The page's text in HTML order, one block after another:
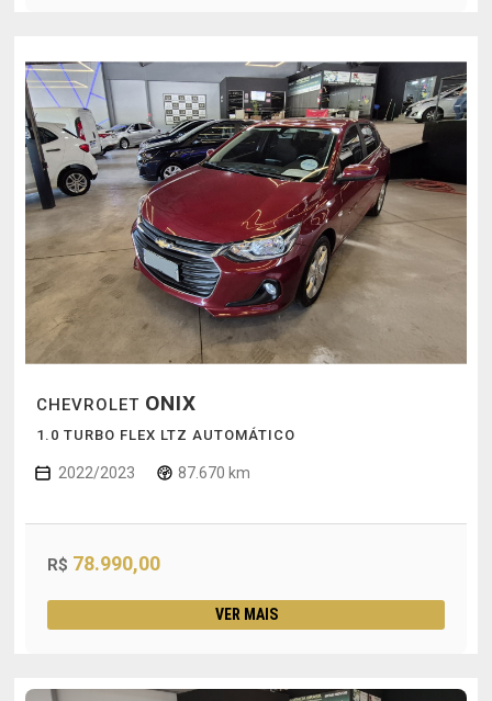
CHEVROLET ONIX
1.0 TURBO FLEX LTZ AUTOMÁTICO
2022/2023 87.670 km
R$ 78.990,00
VER MAIS